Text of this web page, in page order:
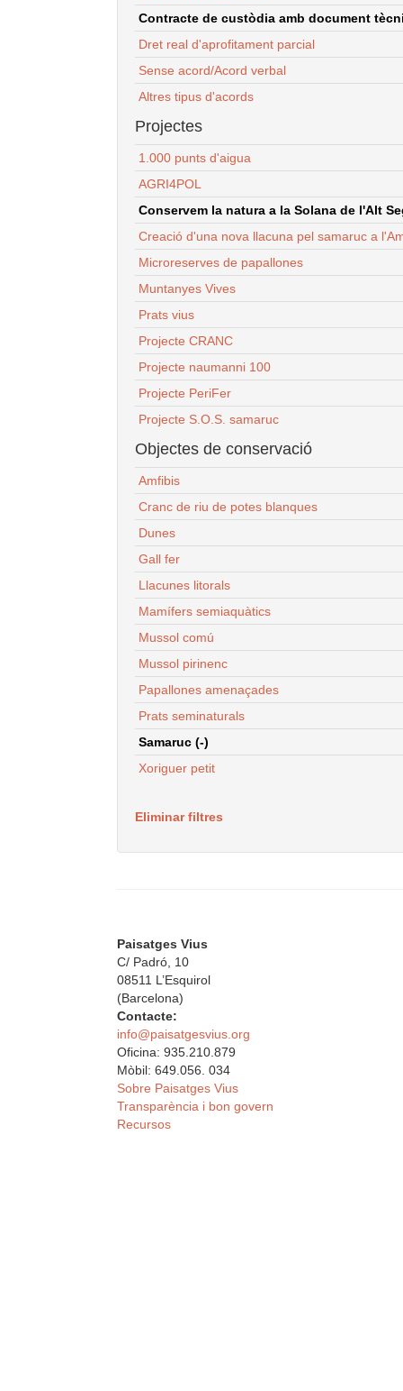
Contracte de custòdia amb document
Dret real d'aprofitament parcial
Sense acord/Acord verbal
Altres tipus d'acords
Projectes
1.000 punts d'aigua
AGRI4POL
Conservem la natura a la Solana de l'Alt
Creació d'una nova llacuna pel samaruc a
Microreserves de papallones
Muntanyes Vives
Prats vius
Projecte CRANC
Projecte naumanni 100
Projecte PeriFer
Projecte S.O.S. samaruc
Objectes de conservació
Amfibis
Cranc de riu de potes blanques
Dunes
Gall fer
Llacunes litorals
Mamífers semiaquàtics
Mussol comú
Mussol pirinenc
Papallones amenaçades
Prats seminaturals
Samaruc (-)
Xoriguer petit
Eliminar filtres
Paisatges Vius
C/ Padró, 10
08511 L’Esquirol
(Barcelona)
Contacte:
info@paisatgesvius.org
Oficina: 935.210.879
Mòbil: 649.056. 034
Sobre Paisatges Vius
Transparència i bon govern
Recursos